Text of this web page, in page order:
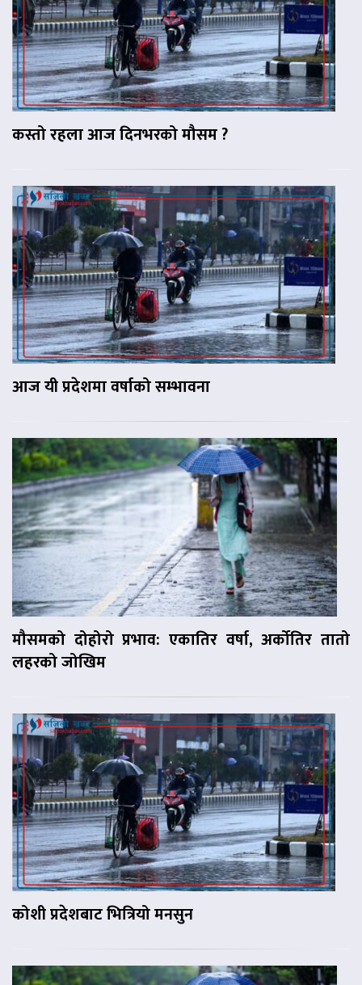
कस्तो रहला आज दिनभरको मौसम ?
आज यी प्रदेशमा वर्षाको सम्भावना
मौसमको दोहोरो प्रभाव: एकातिर वर्षा, अर्कोतिर तातो
लहरको जोखिम
कोशी प्रदेशबाट भित्रियो मनसुन